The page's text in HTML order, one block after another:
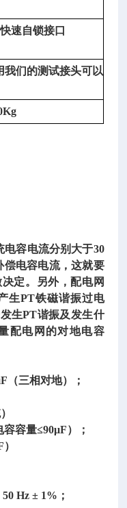
速自锁接口
我们的测试接头可以
电容电流分别大于30
偿电容电流，这就要
定。另外，配电网
生PT铁磁谐振过电
生PT谐振及发生什
配电网的对地电容
（三相对地）；
容量≤90μF）；
Hz ± 1%；